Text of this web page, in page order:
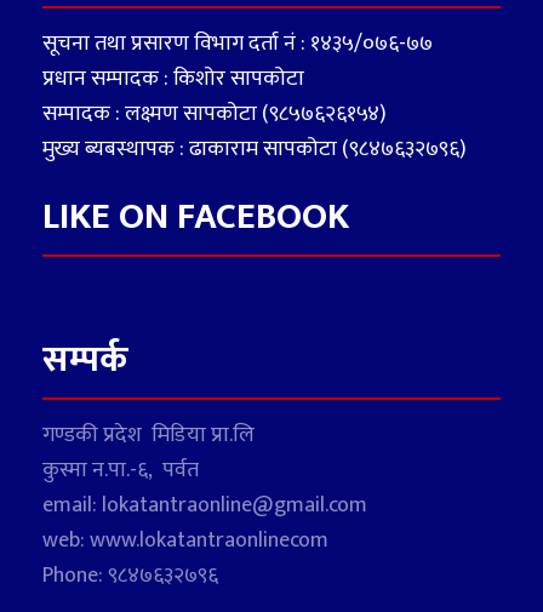
सूचना तथा प्रसारण विभाग दर्ता नं : १४३५/०७६-७७
प्रधान सम्पादक : किशोर सापकोटा
सम्पादक : लक्ष्मण सापकोटा (९८५७६२६१५४)
मुख्य ब्यबस्थापक : ढाकाराम सापकोटा (९८४७६३२७९६)
LIKE ON FACEBOOK
सम्पर्क
गण्डकी प्रदेश मिडिया प्रा.लि
कुस्मा न.पा.-६, पर्वत
email: lokatantraonline@gmail.com
web: www.lokatantraonlinecom
Phone: ९८४७६३२७९६